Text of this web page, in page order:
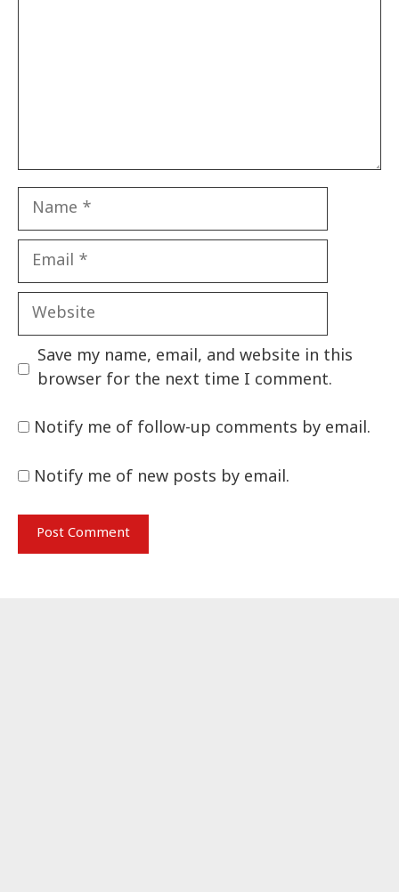
Name
Email
Website
Save my name, email, and website in this
browser for the next time I comment.
Notify me of follow-up comments by email.
Notify me of new posts by email.